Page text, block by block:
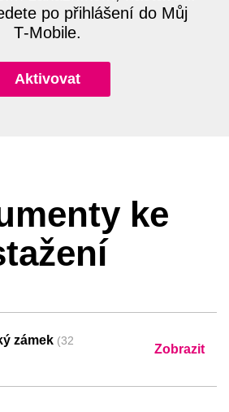
po přihlášení do Můj
T‑Mobile.
Aktivovat
ke
zámek (32
Zobrazit